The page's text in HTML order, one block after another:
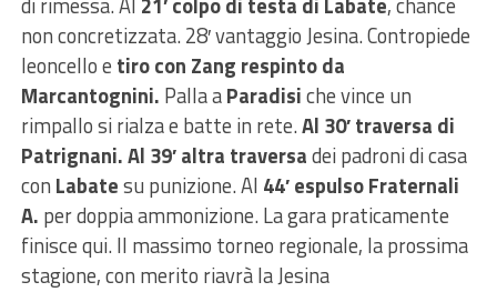
non concretizzata. 28′ vantaggio Jesina. Contropiede
leoncello e tiro con Zang respinto da
Marcantognini. Palla aParadisiche vince un
rimpallo si rialza e batte in rete.Al 30′ traversa di
Patrignani. Al 39′ altra traversadei padroni di casa
con Labatesu punizione. Al 44′ espulso Fraternali
A. per doppia ammonizione. La gara praticamente
finisce qui. Il massimo torneo regionale, la prossima
stagione, con merito riavrà la Jesina